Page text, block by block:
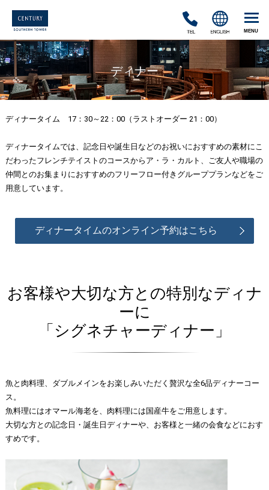
TEL ENGLISH
ディナー
ディナータイム 17：30～22：00（ラストオーダー 21：00）
ディナータイムでは、記念日や誕生日などのお祝いにおすすめの素材にこ
だわったフレンチテイストのコースからア・ラ・カルト、ご友人や職場の
仲間とのお集まりにおすすめのフリーフロー付きグループプランなどをご
用意しています。
ディナータイムのオンライン予約はこちら
お客様や大切な方との特別なディナ
ーに
「シグネチャーディナー」
魚と肉料理、ダブルメインをお楽しみいただく贅沢な全6品ディナーコー
ス。
魚料理にはオマール海老を、肉料理には国産牛をご用意します。
大切な方との記念日・誕生日ディナーや、お客様と一緒の会食などにおす
すめです。